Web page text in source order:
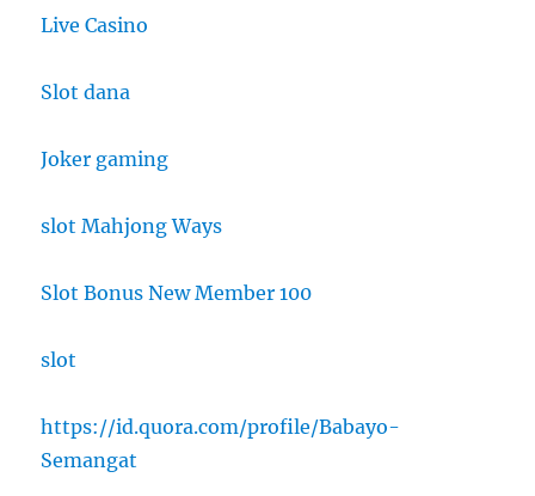
Live Casino
Slot dana
Joker gaming
slot Mahjong Ways
Slot Bonus New Member 100
slot
https://id.quora.com/profile/Babayo-
Semangat